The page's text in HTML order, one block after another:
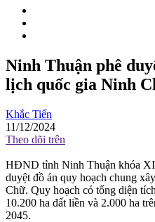
Ninh Thuận phê
lịch quốc gia Ninh
Khắc Tiến
11/12/2024
Theo dõi trên
HĐND tỉnh Ninh Thuận khóa XI
duyệt đồ án quy hoạch chung
Chữ. Quy hoạch có tổng diện
10.200 ha đất liền và 2.000 ha
2045.